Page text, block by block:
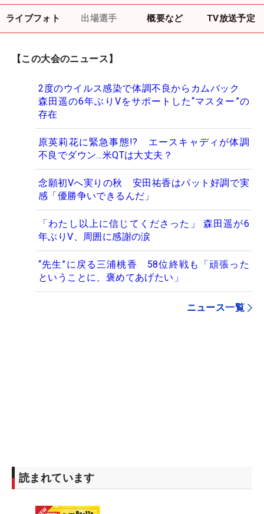
ライブフォト 出場選手 概要など TV放送予定
【この大会のニュース】
2度のウイルス感染で体調不良からカムバック
森田遥の6年ぶりVをサポートした“マスター”の
存在
原英莉花に緊急事態!? エースキャディが体調
不良でダウン…米QTは大丈夫？
念願初Vへ実りの秋 安田祐香はパット好調で実
感「優勝争いできるんだ」
「わたし以上に信じてくださった」 森田遥が6
年ぶりV、周囲に感謝の涙
“先生”に戻る三浦桃香 58位終戦も「頑張った
ということに、褒めてあげたい」
ニュース一覧
読まれています